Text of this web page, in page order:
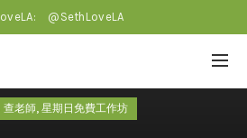
@SethLoveLA
查老師, 星期日免費工作坊